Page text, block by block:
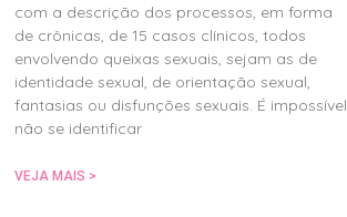
com a descrição dos processos, em forma
de crônicas, de 15 casos clínicos, todos
envolvendo queixas sexuais, sejam as de
identidade sexual, de orientação sexual,
fantasias ou disfunções sexuais. É impossível
não se identificar
VEJA MAIS >